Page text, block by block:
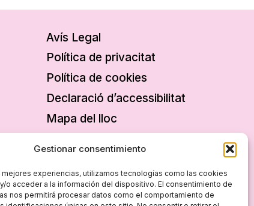
Gestionar consentimiento
mejores experiencias, utilizamos tecnologías como las cookies
o acceder a la información del dispositivo. El consentimiento de
nos permitirá procesar datos como el comportamiento de
Avís Legal
Política de privacitat
Política de cookies
Declaració d’accessibilitat
Mapa del lloc